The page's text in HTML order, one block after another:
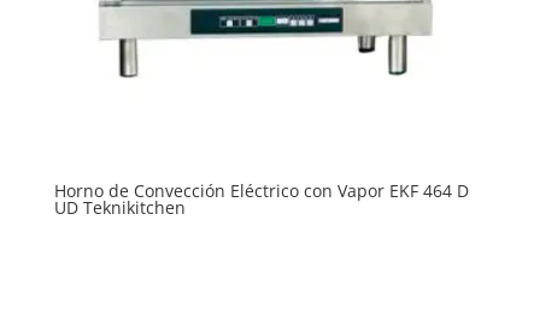
Horno de Convección Eléctrico con Vapor EKF 464 D
UD Teknikitchen